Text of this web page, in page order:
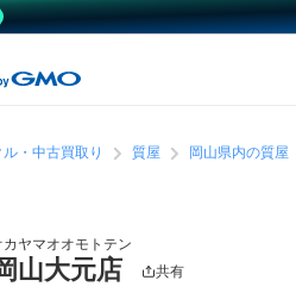
ル・中古買取り 質屋 岡山県内の質屋
ヤマオオモトテン
山大元店 共有